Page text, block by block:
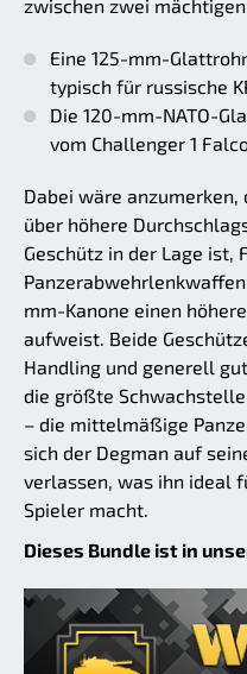
zwischen zwei
Eine 125-mm-
typisch für russische
Die 120-mm-NATO-
vom Challenger 1
Dabei wäre anzumerken,
über höhere
Geschütz in der Lage ist,
mm-Kanone einen
aufweist. Beide
Handling und generell
die größte
– die mittelmäßige
sich der Degman auf
verlassen, was ihn ideal
Spieler macht.
Dieses Bundle ist in